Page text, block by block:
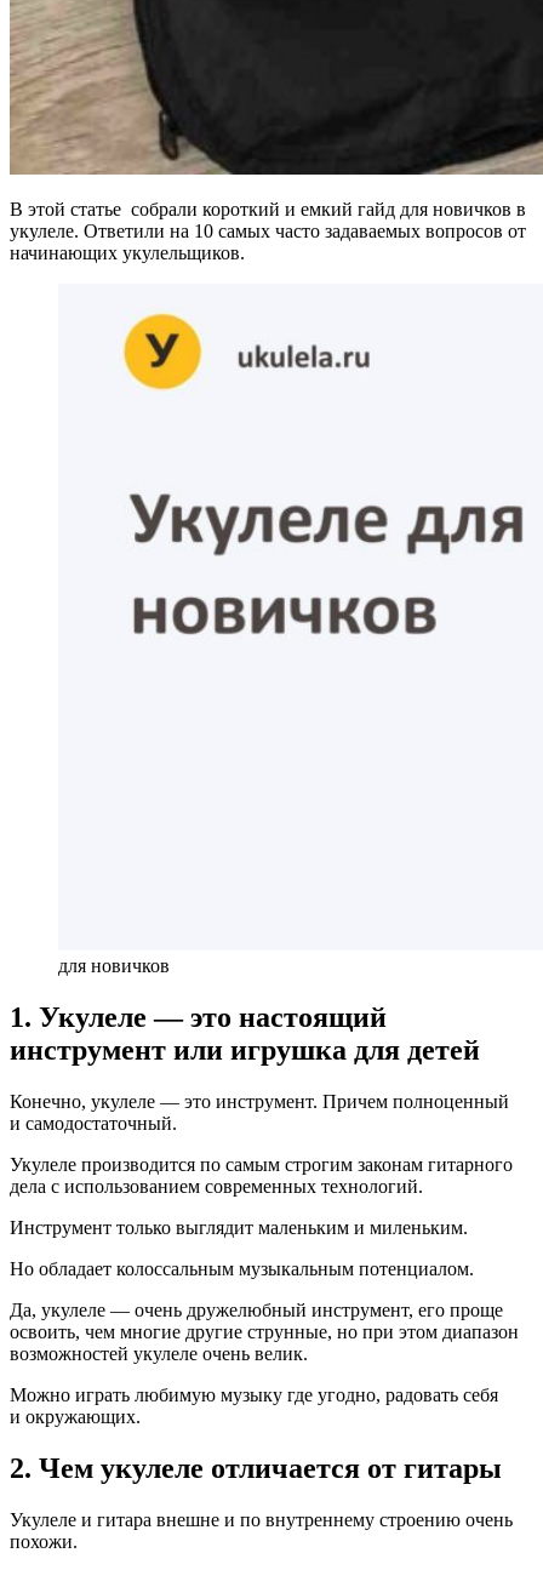
В этой статье собрали короткий и емкий гайд для новичков в
укулеле. Ответили на 10 самых часто задаваемых вопросов от
начинающих укулельщиков.
для новичков
1. Укулеле — это настоящий
инструмент или игрушка для детей
Конечно, укулеле — это инструмент. Причем полноценный
и самодостаточный.
Укулеле производится по самым строгим законам гитарного
дела с использованием современных технологий.
Инструмент только выглядит маленьким и миленьким.
Но обладает колоссальным музыкальным потенциалом.
Да, укулеле — очень дружелюбный инструмент, его проще
освоить, чем многие другие струнные, но при этом диапазон
возможностей укулеле очень велик.
Можно играть любимую музыку где угодно, радовать себя
и окружающих.
2. Чем укулеле отличается от гитары
Укулеле и гитара внешне и по внутреннему строению очень
похожи.